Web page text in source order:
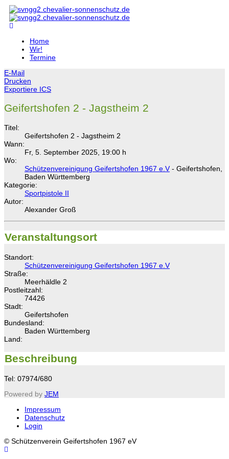
Home
Wir!
Termine
E-Mail
Drucken
Exportiere ICS
Geifertshofen 2 - Jagstheim 2
Titel:
Geifertshofen 2 - Jagstheim 2
Wann:
Fr, 5. September 2025 19:00 h
Wo:
Schützenvereinigung Geifertshofen 1967 e.V- Geifertshofen,
Baden Württemberg
Kategorie:
Sportpistole II
Autor:
Alexander Groß
Veranstaltungsort
Standort:
Schützenvereinigung Geifertshofen 1967 e.V
Straße:
Meerhäldle 2
Postleitzahl:
74426
Stadt:
Geifertshofen
Bundesland:
Baden Württemberg
Land:
Beschreibung
Tel: 07974/680
Powered by JEM
Impressum
Datenschutz
Login
© Schützenverein Geifertshofen 1967 eV